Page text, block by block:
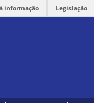
informação Legislação